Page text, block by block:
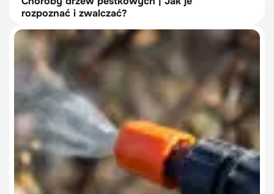
rozpoznać i zwalczać?